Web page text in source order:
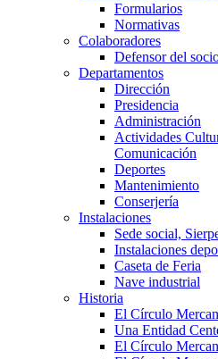
Formularios
Normativas
Colaboradores
Defensor del
Departamentos
Dirección
Presidencia
Administración
Actividades
Comunicación
Deportes
Mantenimiento
Conserjería
Instalaciones
Sede social,
Instalaciones
Caseta de Feria
Nave industrial
Historia
El Círculo
Una Entidad
El Círculo